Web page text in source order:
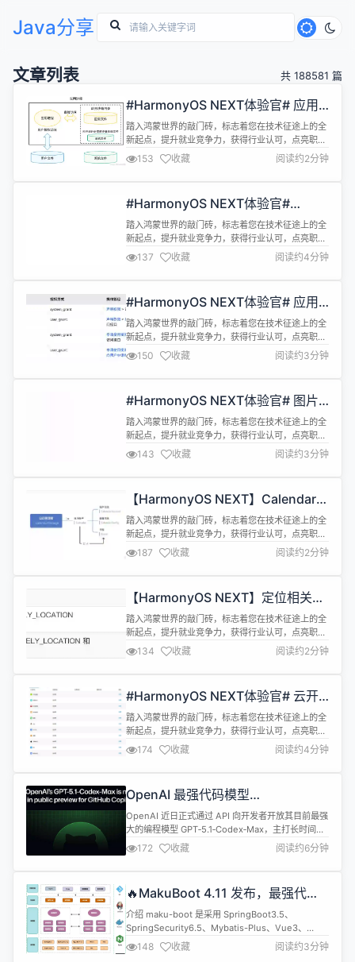
Java分享
文章列表 共 188581 篇
#HarmonyOS NEXT体验官# 应用
文件访问
踏入鸿蒙世界的敲门砖，标志着您在技术征途上的全
新起点，提升就业竞争力，获得行业认可，点亮职业
成长先机，快人一步抢占未来应用开发赛道！
https://developer.huawei.com/consumer/cn/training/
cert-detail/101666948302721398?
153 收藏 阅读约2分钟
#HarmonyOS NEXT体验官#
HMRouter使用详解（一）环境配置
踏入鸿蒙世界的敲门砖，标志着您在技术征途上的全
新起点，提升就业竞争力，获得行业认可，点亮职业
成长先机，快人一步抢占未来应用开发赛道！
https://developer.huawei.com/consumer/cn/training/
cert-detail/101666948302721398?
137 收藏 阅读约4分钟
#HarmonyOS NEXT体验官# 应用
权限原理和封装
踏入鸿蒙世界的敲门砖，标志着您在技术征途上的全
新起点，提升就业竞争力，获得行业认可，点亮职业
成长先机，快人一步抢占未来应用开发赛道！
https://developer.huawei.com/consumer/cn/training/
cert-detail/101666948302721398?
150 收藏 阅读约3分钟
#HarmonyOS NEXT体验官# 图片
选择方案
踏入鸿蒙世界的敲门砖，标志着您在技术征途上的全
新起点，提升就业竞争力，获得行业认可，点亮职业
成长先机，快人一步抢占未来应用开发赛道！
https://developer.huawei.com/consumer/cn/training/
cert-detail/101666948302721398?
143 收藏 阅读约3分钟
【HarmonyOS NEXT】Calendar
Kit日历管理
踏入鸿蒙世界的敲门砖，标志着您在技术征途上的全
新起点，提升就业竞争力，获得行业认可，点亮职业
成长先机，快人一步抢占未来应用开发赛道！
https://developer.huawei.com/consumer/cn/training/
cert-detail/101666948302721398?
187 收藏 阅读约2分钟
【HarmonyOS NEXT】定位相关知
识（Locationkit）
踏入鸿蒙世界的敲门砖，标志着您在技术征途上的全
新起点，提升就业竞争力，获得行业认可，点亮职业
成长先机，快人一步抢占未来应用开发赛道！
https://developer.huawei.com/consumer/cn/training/
cert-detail/101666948302721398?
134 收藏 阅读约2分钟
#HarmonyOS NEXT体验官# 云开
发-用户自动认证
踏入鸿蒙世界的敲门砖，标志着您在技术征途上的全
新起点，提升就业竞争力，获得行业认可，点亮职业
成长先机，快人一步抢占未来应用开发赛道！
https://developer.huawei.com/consumer/cn/training/
cert-detail/101666948302721398?
174 收藏 阅读约4分钟
OpenAI 最强代码模型
GPT‑5.1‑Codex‑Max 上架 GitHub
Copilot
OpenAI 近日正式通过 API 向开发者开放其目前最强
大的编程模型 GPT‑5.1‑Codex‑Max，主打长时间运
行和“代理式”编码任务，在多项权威基准测试中的成
绩明显优于常规版 GPT‑5.1‑Codex。 更具吸引力的
是，尽管性能提升明显，这一新模型在 API 中的定价
价”的策略性升级。 报道指...
172 收藏 阅读约6分钟
🔥MakuBoot 4.11 发布，最强代码
生成器和零代码能力
介绍 maku-boot 是采用 SpringBoot3.5、
SpringSecurity6.5、Mybatis-Plus、Vue3、
Element-plus 等技术开发的低代码开发平台，旨在
为开发者提供一个简洁、高效、可扩展的低代码开发
148 收藏 阅读约3分钟